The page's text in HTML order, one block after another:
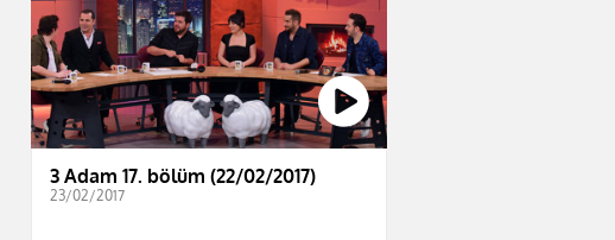
3 Adam 17. bölüm (22/02/2017)
23/02/2017